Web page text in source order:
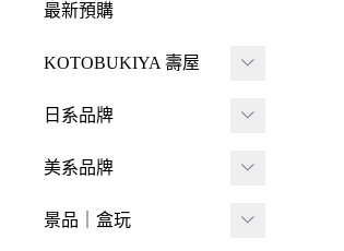
最新預購
KOTOBUKIYA 壽屋
壽屋 組裝模型
少女
日系品牌
A･DIMENSION
BellFine
美系品牌
HIYA TOYS
景品｜盒玩